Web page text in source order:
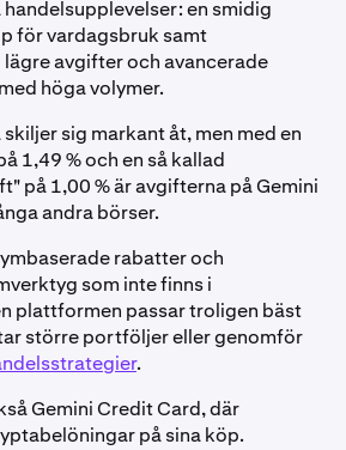
en smidig
för vardagsbruk samt
avgifter och avancerade
höga volymer.
sig markant åt, men med en
1,49 % och en så kallad
på 1,00 % är avgifterna på Gemini
andra börser.
rabatter och
som inte finns i
plattformen passar troligen bäst
större portföljer eller genomför
.
Gemini Credit Card, där
på sina köp.